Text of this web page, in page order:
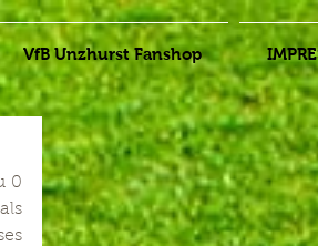
VfB Unzhurst Fanshop
0